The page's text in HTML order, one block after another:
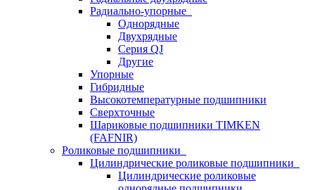
Радиально-упорные
Однорядные
Двухрядные
Серия QJ
Другие
Упорные
Гибридные
Высокотемпературные подшипники
Сверхточные
Шариковые подшипники TIMKEN
(FAFNIR)
Роликовые подшипники
Цилиндрические роликовые подшипники
Цилиндрические роликовые